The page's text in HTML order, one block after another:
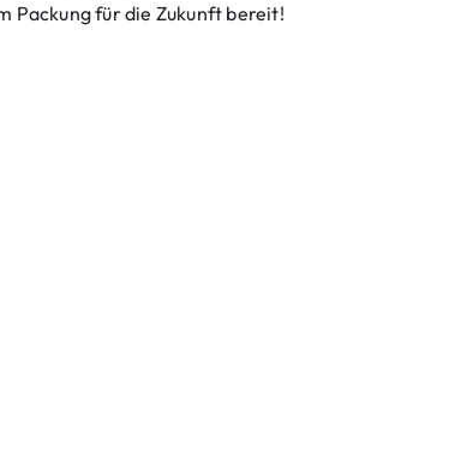
Packung für die Zukunft bereit!